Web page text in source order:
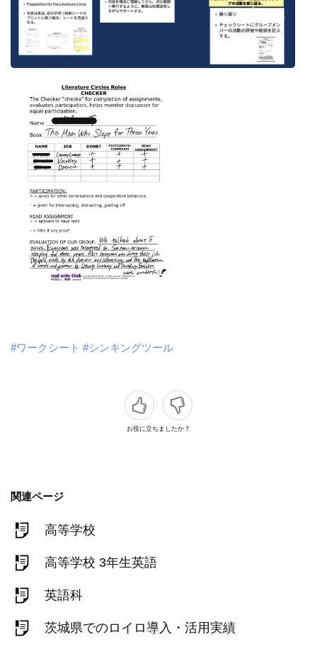
#ワークシート #シンキングツール
お役に立ちましたか？
関連ページ
高等学校
高等学校 3年生英語
英語科
茨城県でのロイロ導入・活用実績